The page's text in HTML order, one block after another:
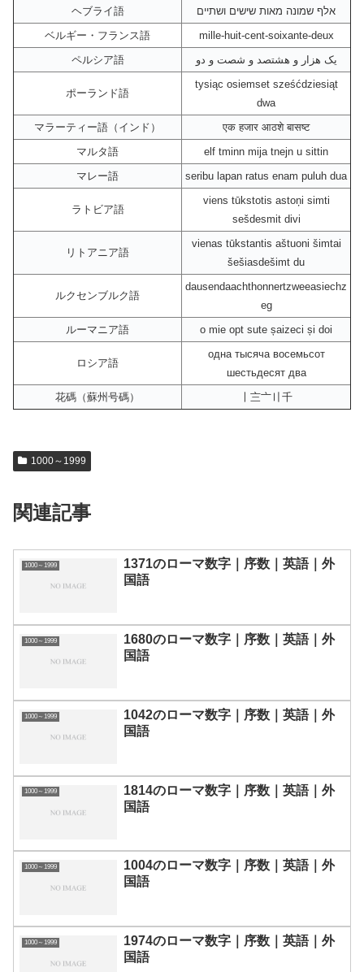
ヘブライ語
אלף שמונה מאות שישים ושתיים
ベルギー・フランス語
mille-huit-cent-soixante-deux
ペルシア語
یک هزار و هشتصد و شصت و دو
ポーランド語
tysiąc osiemset sześćdziesiąt
dwa
マラーティー語（インド）
एक हजार आठशे बासष्ट
マルタ語
elf tminn mija tnejn u sittin
マレー語
seribu lapan ratus enam puluh dua
ラトビア語
viens tūkstotis astoņi simti
sešdesmit divi
リトアニア語
vienas tūkstantis aštuoni šimtai
šešiasdešimt du
ルクセンブルク語
dausendaachthonnertzweeasiechz
eg
ルーマニア語
o mie opt sute șaizeci și doi
ロシア語
одна тысяча восемьсот
шестьдесят два
花碼（蘇州号碼）
〡〨〦〢千
1000～1999
関連記事
1000～1999
1371のローマ数字｜序数｜英語｜外
国語
1000～1999
1680のローマ数字｜序数｜英語｜外
国語
1000～1999
1042のローマ数字｜序数｜英語｜外
国語
1000～1999
1814のローマ数字｜序数｜英語｜外
国語
1000～1999
1004のローマ数字｜序数｜英語｜外
国語
1000～1999
1974のローマ数字｜序数｜英語｜外
国語